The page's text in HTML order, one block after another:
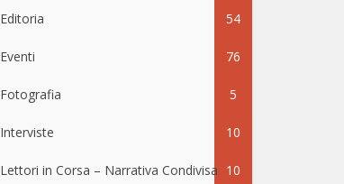
Editoria 54
Eventi 76
Fotografia 5
Interviste 10
Lettori in Corsa – Narrativa Condivisa 10